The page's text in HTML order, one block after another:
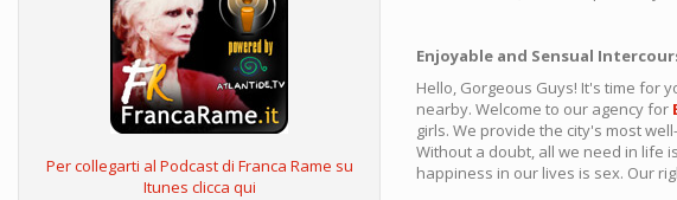
Per collegarti al Podcast di Franca Rame su
Itunes clicca qui
Enjoyable and Sensual
Hello, Gorgeous Guys! It's time for
nearby. Welcome to our agency for
girls. We provide the city's most
Without a doubt, all we need in life is
happiness in our lives is sex. Our